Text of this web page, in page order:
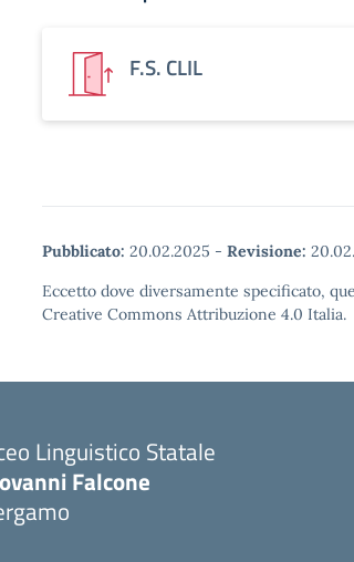
F.S. CLIL
Pubblicato: 20.02.2025 - Revisione:
Eccetto dove diversamente specificato,
Creative Commons Attribuzione 4.0 Italia.
Linguistico Statale
Falcone